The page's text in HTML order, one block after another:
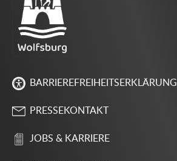
BARRIEREFREIHEITSERKLÄRUNG
PRESSEKONTAKT
JOBS & KARRIERE